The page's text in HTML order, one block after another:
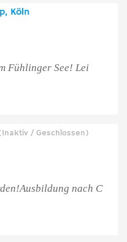
Köln
Fühlinger See! Lei
/ Geschlossen)
nach C